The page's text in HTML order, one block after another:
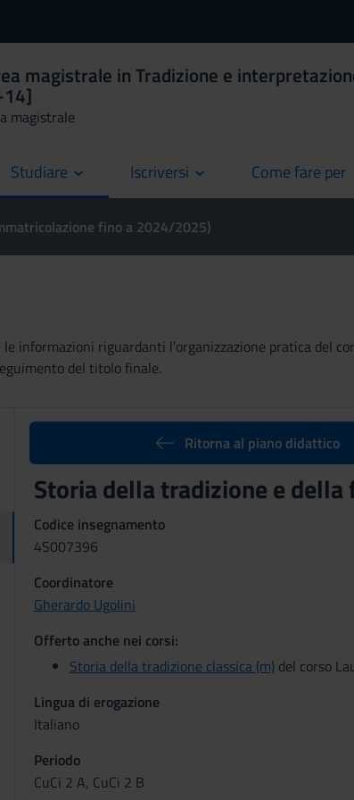
magistrale in Tradizione e
magistrale
Studiare Iscriversi Come fare per
current
fino a 2024/2025)
le informazioni riguardanti l'organizzazione pratica
del titolo finale.
Ritorna al piano didattico
Storia della tradizione e
Codice insegnamento
4S007396
Coordinatore
Gherardo Ugolini
Offerto anche nei corsi:
Storia della tradizione classica (m)del corso
Lingua di erogazione
Italiano
Periodo
CuCi 2 A, CuCi 2 B